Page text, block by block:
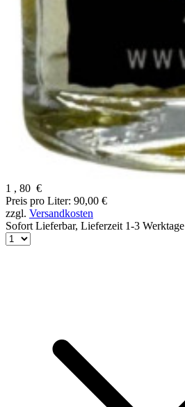
1 , 80 €
Preis pro Liter: 90,00 €
zzgl. Versandkosten
Sofort Lieferbar, Lieferzeit 1-3 Werktage